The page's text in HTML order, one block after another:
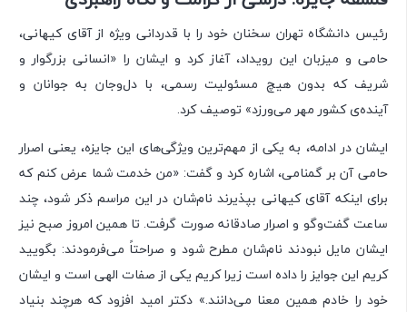
رئیس دانشگاه تهران سخنان خود را با قدردانی ویژه از آقای کیهانی،
حامی و میزبان این رویداد، آغاز کرد و ایشان را «انسانی بزرگوار و
شریف که بدون هیچ مسئولیت رسمی، با دل‌وجان به جوانان و
آینده‌ی کشور مهر می‌ورزد» توصیف کرد.
ایشان در ادامه، به یکی از مهم‌ترین ویژگی‌های این جایزه، یعنی اصرار
حامی آن بر گمنامی، اشاره کرد و گفت: «من خدمت شما عرض کنم که
برای اینکه آقای کیهانی بپذیرند نام‌شان در این مراسم ذکر شود، چند
ساعت گفت‌وگو و اصرار صادقانه صورت گرفت. تا همین امروز صبح نیز
ایشان مایل نبودند نام‌شان مطرح شود و صراحتاً می‌فرمودند: بگویید
کریم این جوایز را داده است زیرا کریم یکی از صفات الهی است و ایشان
خود را خادم همین معنا می‌دانند.» دکتر امید افزود که هرچند بنیاد